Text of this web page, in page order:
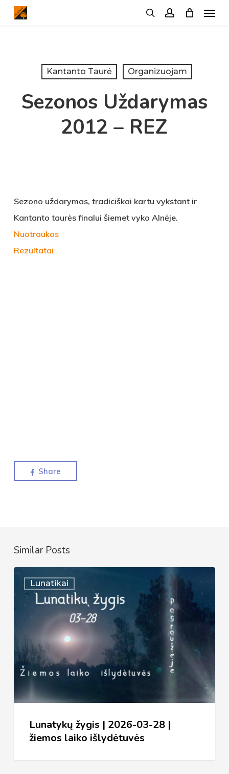
Skip
Menu
Kantanto Taurė Organizuojam
Sezonos Uždarymas
2012 – REZ
Sezono uždarymas, tradiciškai kartu vykstant ir
Kantanto taurės finalui šiemet vyko Alnėje.
Nuotraukos
Rezultatai
Share
Similar Posts
Lunatikai
Lunatykų
žygis
|
28
žiemos
laiko
išlydėtuvės
Lunatykų žygis | 2026-03-28 |
žiemos laiko išlydėtuvės